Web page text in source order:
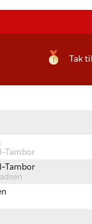
Tak
Tambor
Tambor